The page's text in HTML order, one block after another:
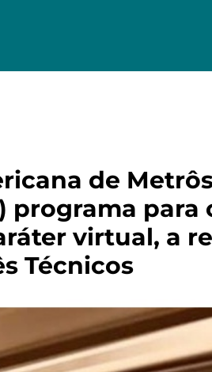
de
programa para
virtual, a
Técnicos